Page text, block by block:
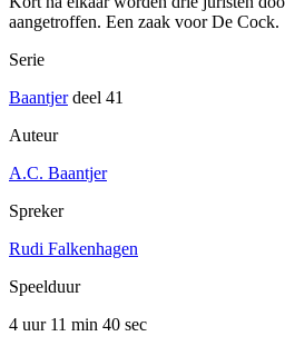
aangetroffen. Een zaak voor De Cock.
Serie
Baantjerdeel 41
Auteur
A.C. Baantjer
Spreker
Rudi Falkenhagen
Speelduur
4 uur 11 min 40 sec